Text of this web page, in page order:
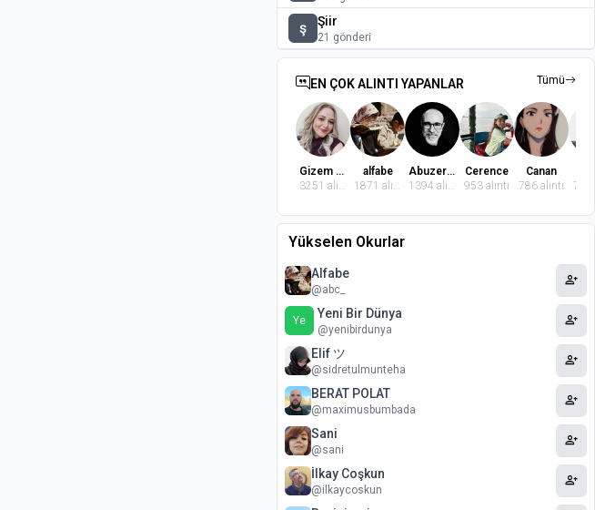
ş Şiir
21 gönderi
EN ÇOK ALINTI YAPANLAR Tümü
Gizem Dindaroğlu
3251 alıntı
alfabe
1871 alıntı
Abuzer Badem
1394 alıntı
Cerence
953 alıntı
Canan
786 alıntı
764
Yükselen Okurlar
Alfabe
@abc_ person_add
Ye Yeni Bir Dünya
@yenibirdunya person_add
Elif ツ
@sidretulmunteha person_add
BERAT POLAT
@maximusbumbada person_add
Sani
@sani person_add
İlkay Coşkun
@ilkaycoskun person_add